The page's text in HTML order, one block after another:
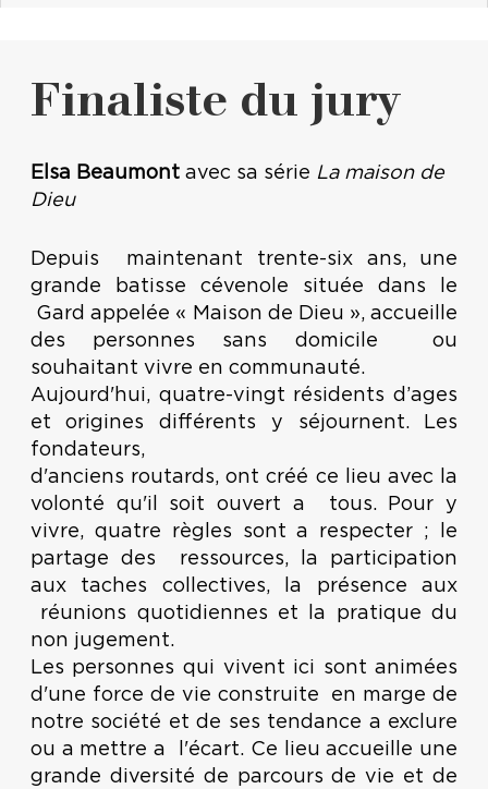
Finaliste du jury
Elsa Beaumontavec sa série La maison de
Dieu
Depuis maintenant trente-six ans, une
grande batisse cévenole située dans le
Gard appelée « Maison de Dieu », accueille
des personnes sans domicile ou
souhaitant vivre en communauté.
Aujourd'hui, quatre-vingt résidents d’ages
et origines différents y séjournent. Les
fondateurs,
d'anciens routards, ont créé ce lieu avec la
volonté qu'il soit ouvert a tous. Pour y
vivre, quatre règles sont a respecter ; le
partage des ressources, la participation
aux taches collectives, la présence aux
réunions quotidiennes et la pratique du
non jugement.
Les personnes qui vivent ici sont animées
d'une force de vie construite en marge de
notre société et de ses tendance a exclure
ou a mettre a l'écart. Ce lieu accueille une
grande diversité de parcours de vie et de